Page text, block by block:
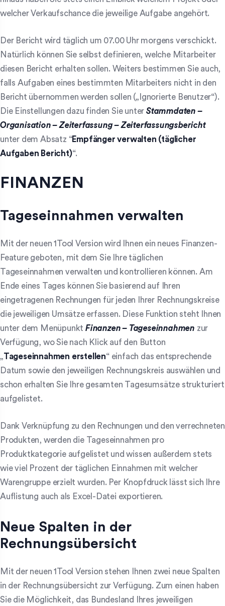
welcher Verkaufschance die jeweilige Aufgabe angehört.
Der Bericht wird täglich um 07.00 Uhr morgens verschickt.
Natürlich können Sie selbst definieren, welche Mitarbeiter
diesen Bericht erhalten sollen. Weiters bestimmen Sie auch,
falls Aufgaben eines bestimmten Mitarbeiters nicht in den
Bericht übernommen werden sollen („Ignorierte Benutzer“).
Die Einstellungen dazu finden Sie unter Stammdaten –
Organisation – Zeiterfassung – Zeiterfassungsbericht
unter dem Absatz “Empfänger verwalten (täglicher
Aufgaben Bericht)“.
FINANZEN
Tageseinnahmen verwalten
Mit der neuen 1Tool Version wird Ihnen ein neues Finanzen-
Feature geboten, mit dem Sie Ihre täglichen
Tageseinnahmen verwalten und kontrollieren können. Am
Ende eines Tages können Sie basierend auf Ihren
eingetragenen Rechnungen für jeden Ihrer Rechnungskreise
die jeweiligen Umsätze erfassen. Diese Funktion steht Ihnen
unter dem MenüpunktFinanzen – Tageseinnahmen zur
Verfügung, wo Sie nach Klick auf den Button
„Tageseinnahmen erstellen“ einfach das entsprechende
Datum sowie den jeweiligen Rechnungskreis auswählen und
schon erhalten Sie Ihre gesamten Tagesumsätze strukturiert
aufgelistet.
Dank Verknüpfung zu den Rechnungen und den verrechneten
Produkten, werden die Tageseinnahmen pro
Produktkategorie aufgelistet und wissen außerdem stets
wie viel Prozent der täglichen Einnahmen mit welcher
Warengruppe erzielt wurden. Per Knopfdruck lässt sich Ihre
Auflistung auch als Excel-Datei exportieren.
Neue Spalten in der
Rechnungsübersicht
Mit der neuen 1Tool Version stehen Ihnen zwei neue Spalten
in der Rechnungsübersicht zur Verfügung. Zum einen haben
Sie die Möglichkeit, das Bundesland Ihres jeweiligen